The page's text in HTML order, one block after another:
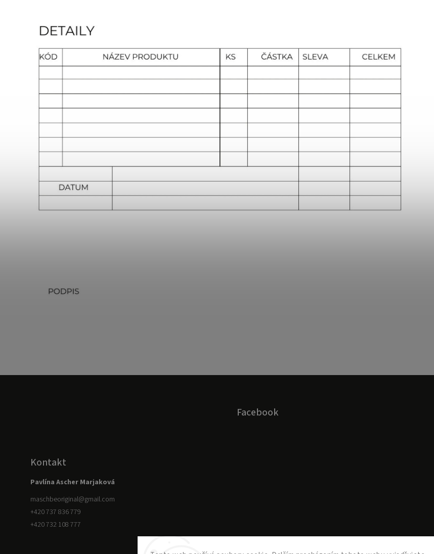
Facebook
Kontakt
Pavlína Ascher Marjaková
maschbeoriginal@gmail.com
+420 737 836 779
+420 732 108 777